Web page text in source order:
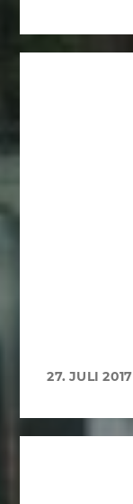
27. JULI 2017